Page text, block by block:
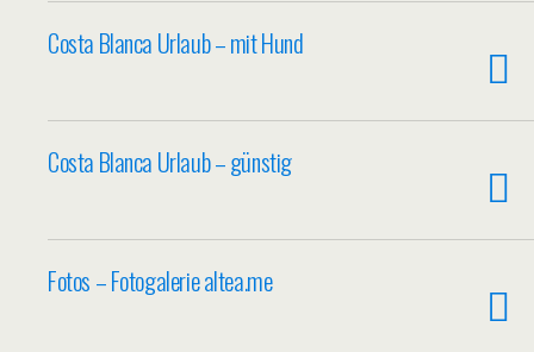
Costa Blanca Urlaub – mit Hund
Costa Blanca Urlaub – günstig
Fotos – Fotogalerie altea.me